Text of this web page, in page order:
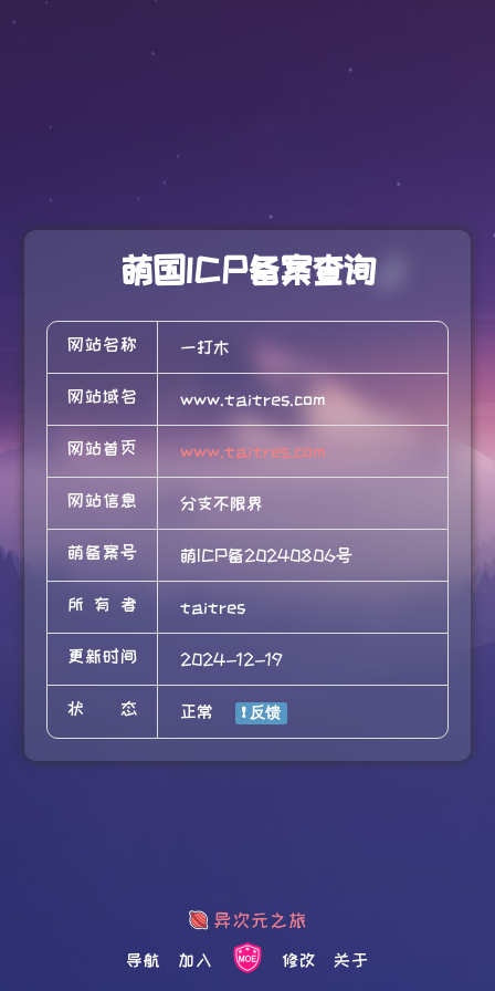
萌国ICP备案查询
网站名称 一打木
网站域名 www.taitres.com
网站首页 www.taitres.com
网站信息 分支不限界
萌备案号 萌ICP备20240806号
所有者 taitres
更新时间 2024-12-19
状态 正常
导航 加入 修改 关于